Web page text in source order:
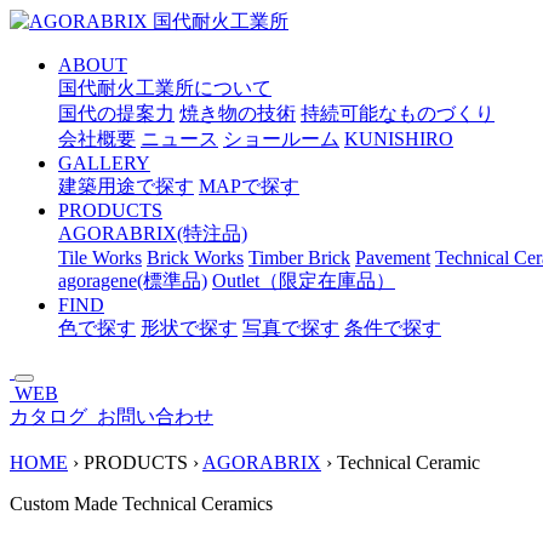
メ
ABOUT
国代耐火工業所について
国代の提案力 焼き物の技術 持続可能なものづくり
会社概要 ニュース ショールーム KUNISHIRO
GALLERY
建築用途で探す MAPで探す
PRODUCTS
AGORABRIX(特注品)
Tile Works Brick Works Timber Brick Pavement Technical
agoragene(標準品) Outlet（限定在庫品）
FIND
色で探す 形状で探す 写真で探す 条件で探す
WEB
カタログ お問い合わせ
HOME › PRODUCTS › AGORABRIX › Technical Ceramic
Custom Made Technical Ceramics